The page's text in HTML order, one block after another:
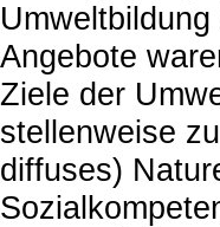
Angebote
Ziele der
stellenweise
diffuses)